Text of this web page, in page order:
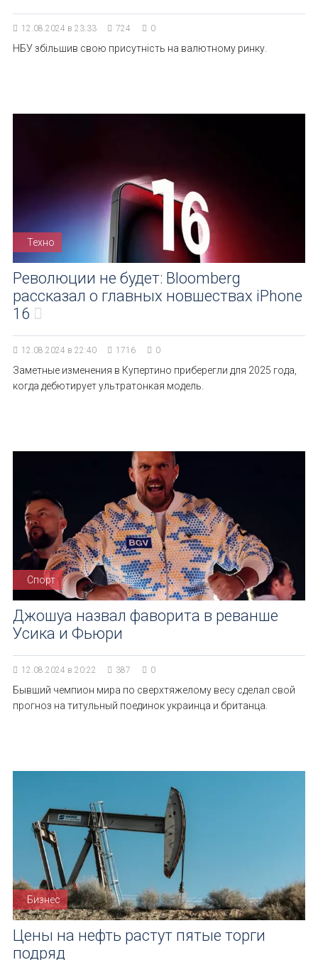
12.08.2024 в 23:33 724 0
НБУ збільшив свою присутність на валютному ринку.
Техно
Революции не будет: Bloomberg
рассказал о главных новшествах iPhone
16
12.08.2024 в 22:40 1716 0
Заметные изменения в Купертино приберегли для 2025 года,
когда дебютирует ультратонкая модель.
Спорт
Джошуа назвал фаворита в реванше
Усика и Фьюри
12.08.2024 в 20:22 387 0
Бывший чемпион мира по сверхтяжелому весу сделал свой
прогноз на титульный поединок украинца и британца.
Бизнес
Цены на нефть растут пятые торги
подряд